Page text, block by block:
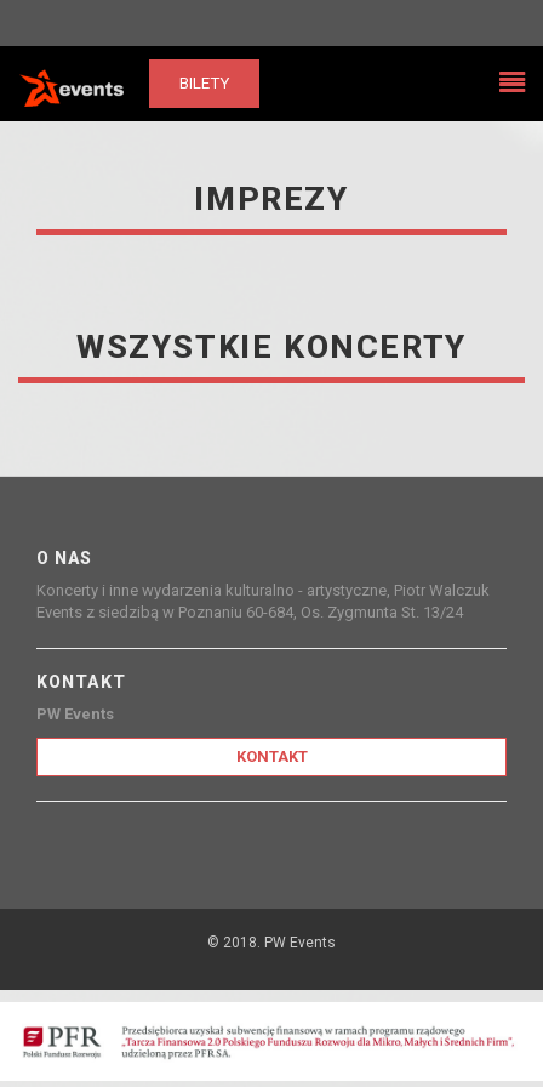
BILETY
IMPREZY
WSZYSTKIE KONCERTY
O NAS
Koncerty i inne wydarzenia kulturalno - artystyczne, Piotr Walczuk
Events z siedzibą w Poznaniu 60-684, Os. Zygmunta St. 13/24
KONTAKT
PW Events
KONTAKT
© 2018. PW Events